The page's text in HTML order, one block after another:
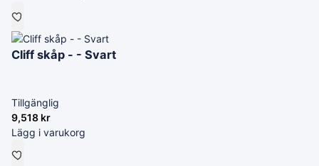
Cliff skåp - - Svart
Tillgänglig
9,518 kr
Lägg i varukorg